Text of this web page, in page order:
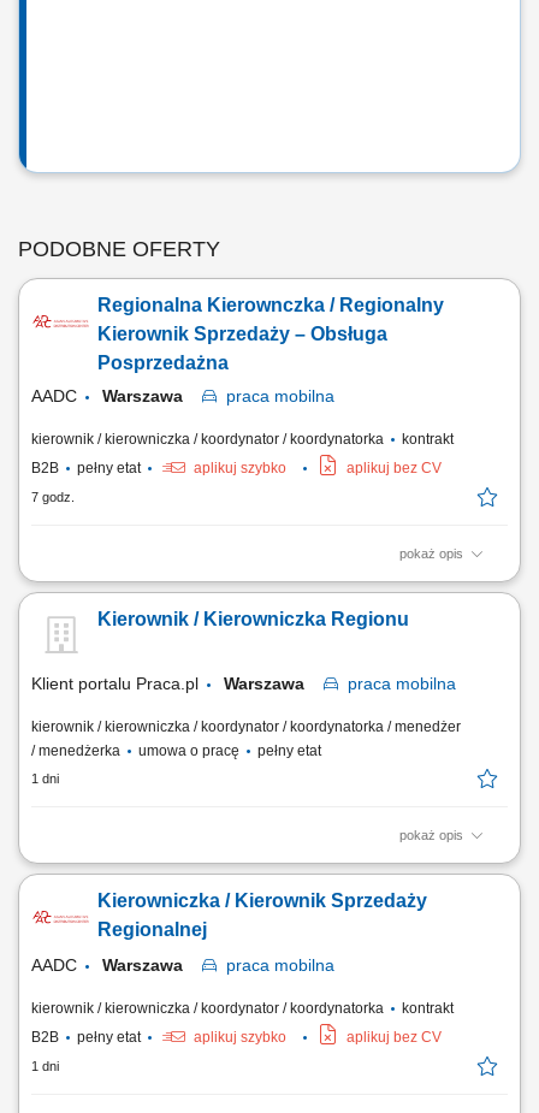
PODOBNE OFERTY
Regionalna Kierownczka / Regionalny
Kierownik Sprzedaży – Obsługa
Posprzedażna
AADC Warszawa praca mobilna
kierownik / kierowniczka / koordynator / koordynatorka
kontrakt
B2B
pełny etat aplikuj szybko aplikuj bez CV
7 godz.
pokaż opis
Zakres obowiązków: Kontrola jakości i wdrażanie standardów
w zakresie gwarancji, części oraz reklamacji; Realizacja budżetu i
celów operacyjnych w przydzielonym regionie; Audytowanie punktów
Kierownik / Kierowniczka Regionu
Klient portalu Praca.pl Warszawa praca mobilna
kierownik / kierowniczka / koordynator / koordynatorka / menedżer
/ menedżerka
umowa o pracę pełny etat
1 dni
pokaż opis
Całościowe koordynowanie wykonania kontraktów usługowych na
oraz merytoryczne wsparcie dla podległego zespołu kontrolerów i kadry
liniowej. Budowanie i podtrzymywanie trwałych, partnerskich relacji z
Kierowniczka / Kierownik Sprzedaży
Regionalnej
AADC Warszawa praca mobilna
kierownik / kierowniczka / koordynator / koordynatorka
kontrakt
B2B
pełny etat aplikuj szybko aplikuj bez CV
1 dni